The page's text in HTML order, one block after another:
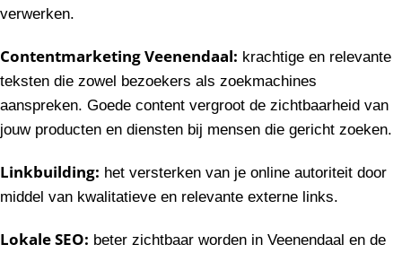
verwerken.
Contentmarketing Veenendaal: krachtige en relevante
teksten die zowel bezoekers als zoekmachines
aanspreken. Goede content vergroot de zichtbaarheid van
jouw producten en diensten bij mensen die gericht zoeken.
Linkbuilding: het versterken van je online autoriteit door
middel van kwalitatieve en relevante externe links.
Lokale SEO: beter zichtbaar worden in Veenendaal en de